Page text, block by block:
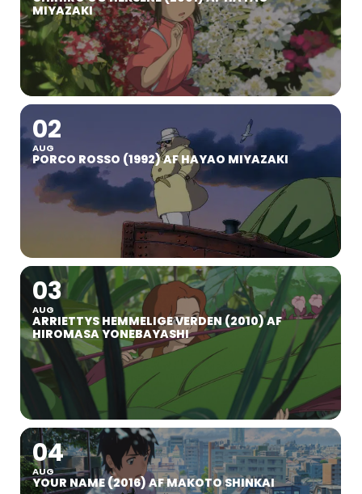
MIYAZAKI
02
AUG
PORCO ROSSO (1992) AF HAYAO MIYAZAKI
03
AUG
ARRIETTYS HEMMELIGE VERDEN (2010) AF
HIROMASA YONEBAYASHI
04
AUG
YOUR NAME (2016) AF MAKOTO SHINKAI